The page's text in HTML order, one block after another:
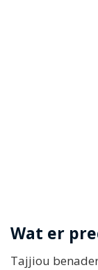
Wat er
Tajjiou